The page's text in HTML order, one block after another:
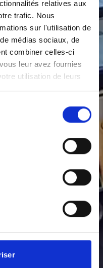
relatives aux
trafic. Nous
sur l'utilisation de
médias sociaux, de
combiner celles-ci
leur avez fournies
utilisation de leurs